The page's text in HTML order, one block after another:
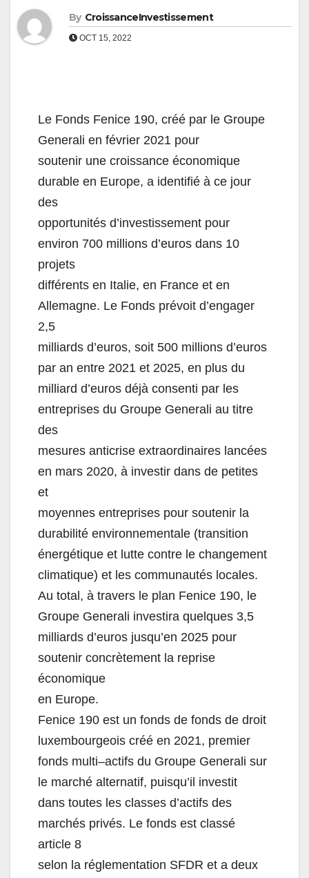
By CroissanceInvestissement
OCT 15, 2022
Le Fonds Fenice 190, créé par le Groupe
Generali en février 2021 pour
soutenir une croissance économique
durable en Europe, a identifié à ce jour
des
opportunités d’investissement pour
environ 700 millions d’euros dans 10
projets
différents en Italie, en France et en
All emagne. Le Fonds prévoit d’engager
2,5
milliards d’euros, soit 500 millions d’euros
par an entre 2021 et 2025, en plus du
milliard d’euros déjà consenti par les
entreprises du Groupe Generali au titre
des
mesures anticrise extraordinaires lancées
en mars 2020, à investir dans de petites
et
moyennes entreprises pour soutenir la
durabilité environnementale (transition
énergétique et lutte contre le changement
climatique) et les communautés locales.
Au total, à travers le plan Fenice 190, le
Groupe Generali investira quelques 3,5
milliards d’euros jusqu’en 2025 pour
soutenir concrètement la reprise
économique
en Europe.
Fenice 190 est un fonds de fonds de droit
luxembourgeois créé en 2021, premier
fonds multi–actifs du Groupe Generali sur
le marché alternatif, puisqu’il investit
dans toutes les classes d’actifs des
marchés privés. Le fonds est classé
article 8
selon la réglementation SFDR et a deux